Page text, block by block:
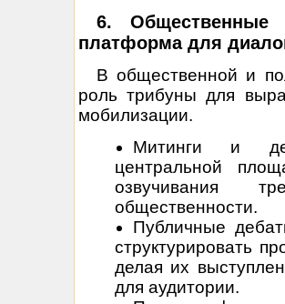
6. Общественные
платформа для
В общественной и
роль трибуны для
мобилизации.
Митинги и
центральной
озвучивания
общественности.
Публичные
структурировать
делая их
для аудитории.